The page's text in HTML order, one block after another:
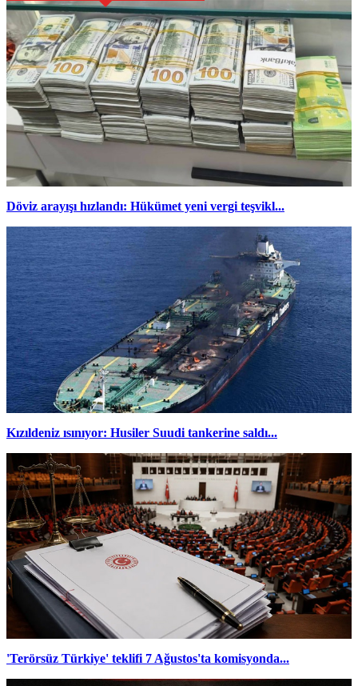
Döviz arayışı hızlandı: Hükümet yeni vergi teşvikl...
Kızıldeniz ısınıyor: Husiler Suudi tankerine saldı...
'Terörsüz Türkiye' teklifi 7 Ağustos'ta komisyonda...